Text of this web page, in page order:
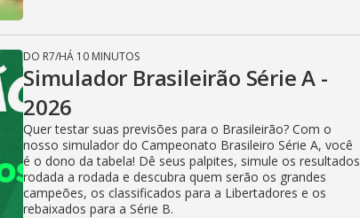
DO R7/HÁ 10 MINUTOS
Simulador Brasileirão Série A -
2026
Quer testar suas previsões para o Brasileirão? Com o
nosso simulador do Campeonato Brasileiro Série A, você
é o dono da tabela! Dê seus palpites, simule os resultados
rodada a rodada e descubra quem serão os grandes
campeões, os classificados para a Libertadores e os
rebaixados para a Série B.